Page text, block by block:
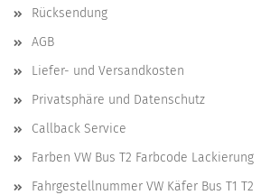
Rücksendung
AGB
Liefer- und Versandkosten
Privatsphäre und Datenschutz
Callback Service
Farben VW Bus T2 Farbcode Lackierung
Fahrgestellnummer VW Käfer Bus T1 T2